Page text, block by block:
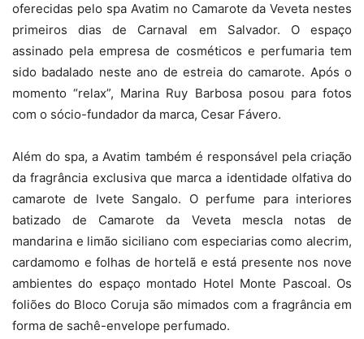
Camarote da Veveta: Joyce Pascowitch (Foto: AGNews)
A influenciadora Foquinha (Foto: AGNews)
oferecidas pelo spa Avatim no Camarote da Veveta nestes
primeiros dias de Carnaval em Salvador. O espaço
assinado pela empresa de cosméticos e perfumaria tem
sido badalado neste ano de estreia do camarote. Após o
momento “relax”, Marina Ruy Barbosa posou para fotos
com o sócio-fundador da marca, Cesar Fávero.
Além do spa, a Avatim também é responsável pela criação
da fragrância exclusiva que marca a identidade olfativa do
camarote de Ivete Sangalo. O perfume para interiores
batizado de Camarote da Veveta mescla notas de
mandarina e limão siciliano com especiarias como alecrim,
cardamomo e folhas de hortelã e está presente nos nove
ambientes do espaço montado Hotel Monte Pascoal. Os
foliões do Bloco Coruja são mimados com a fragrância em
forma de sachê-envelope perfumado.